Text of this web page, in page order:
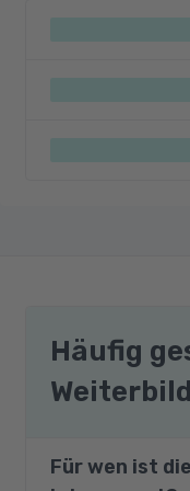
Häufig
Für wen ist